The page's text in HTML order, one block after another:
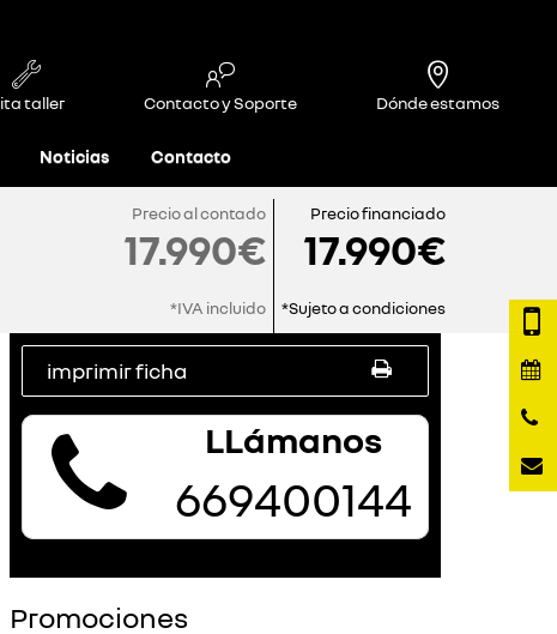
taller Contacto y Soporte Dónde estamos
Noticias Contacto
Precio al contado
17.990€
*IVA incluido
Precio financiado
17.990€
*Sujeto a condiciones
imprimir ficha
LLámanos
669400144
Promociones